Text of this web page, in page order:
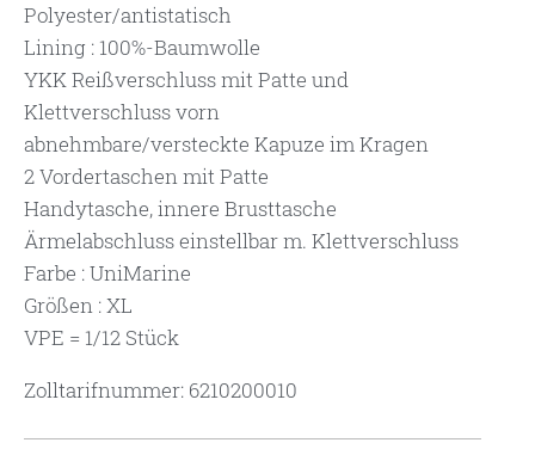
Polyester/antistatisch
Lining : 100%-Baumwolle
YKK Reißverschluss mit Patte und
Klettverschluss vorn
abnehmbare/versteckte Kapuze im Kragen
2 Vordertaschen mit Patte
Handytasche, innere Brusttasche
Ärmelabschluss einstellbar m. Klettverschluss
Farbe : UniMarine
Größen : XL
VPE = 1/12 Stück
Zolltarifnummer: 6210200010